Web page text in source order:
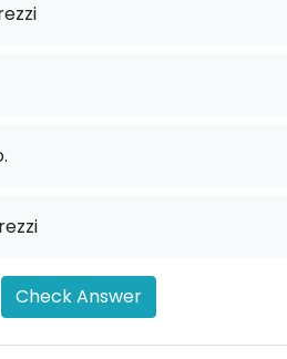
Check Answer